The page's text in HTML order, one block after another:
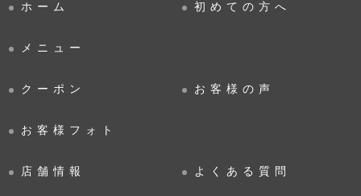
ホーム 初めての方へ
メニュー
クーポン お客様の声
お客様フォト
店舗情報 よくある質問